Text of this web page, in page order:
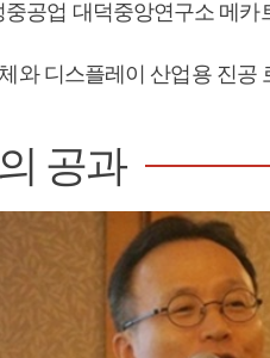
공업 대덕중앙연구소 메
와 디스플레이 산업용 진공
공과